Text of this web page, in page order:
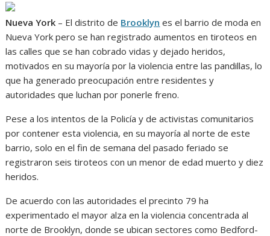
Nueva York – El distrito de Brooklyn es el barrio de moda en
Nueva York pero se han registrado aumentos en tiroteos en
las calles que se han cobrado vidas y dejado heridos,
motivados en su mayoría por la violencia entre las pandillas, lo
que ha generado preocupación entre residentes y
autoridades que luchan por ponerle freno.
Pese a los intentos de la Policía y de activistas comunitarios
por contener esta violencia, en su mayoría al norte de este
barrio, solo en el fin de semana del pasado feriado se
registraron seis tiroteos con un menor de edad muerto y diez
heridos.
De acuerdo con las autoridades el precinto 79 ha
experimentado el mayor alza en la violencia concentrada al
norte de Brooklyn, donde se ubican sectores como Bedford-